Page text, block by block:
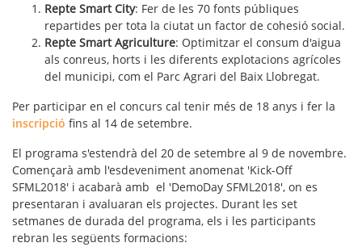
Repte Smart City: Fer de les 70 fonts públiques
repartides per tota la ciutat un factor de cohesió social.
Repte Smart Agriculture: Optimitzar el consum d'aigua
als conreus, horts i les diferents explotacions agrícoles
del municipi, com el Parc Agrari del Baix Llobregat.
Per participar en el concurs cal tenir més de 18 anys i fer la
inscripció fins al 14 de setembre.
El programa s'estendrà del 20 de setembre al 9 de novembre.
Començarà amb l'esdeveniment anomenat 'Kick-Off
SFML2018' i acabarà amb el 'DemoDay SFML2018', on es
presentaran i avaluaran els projectes. Durant les set
setmanes de durada del programa, els i les participants
rebran les següents formacions: